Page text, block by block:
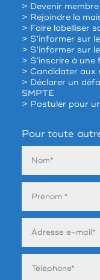
> Devenir
> Rejoindre la
> Faire labelliser
> S’informer sur
> S’informer sur
> S’inscrire à
> Candidater aux
> Déclarer un
SMPTE
> Postuler pour
Pour toute